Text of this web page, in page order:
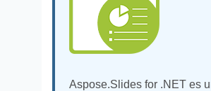
Aspose.Slides for .NET es